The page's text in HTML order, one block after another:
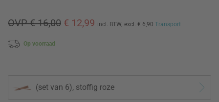
OVP € 16,00 € 12,99 incl. BTW, excl. € 6,90 Transport
Op voorraad
(set van 6), stoffig roze